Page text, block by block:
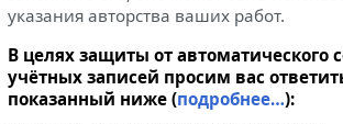
указания авторства ваших работ.
В целях защиты от автоматического
учётных записей просим вас
показанный ниже (подробнее…):